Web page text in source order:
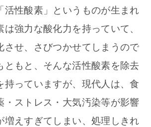
活性酸素」というものが生まれ
は強力な酸化力を持っていて、
させ、さびつかせてしまうので
ともと、そんな活性酸素を除去
持っていますが、現代人は、食
・ストレス・大気汚染等が影響
増えすぎてしまい、処理しきれ